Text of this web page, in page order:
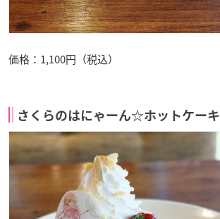
価格：1,100円（税込）
さくらのはにゃーん☆ホットケーキ